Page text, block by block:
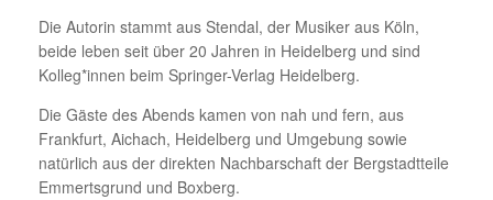
Die Autorin stammt aus Stendal, der Musiker aus Köln,
beide leben seit über 20 Jahren in Heidelberg und sind
Kolleg*innen beim Springer-Verlag Heidelberg.
Die Gäste des Abends kamen von nah und fern, aus
Frankfurt, Aichach, Heidelberg und Umgebung sowie
natürlich aus der direkten Nachbarschaft der Bergstadtteile
Emmertsgrund und Boxberg.